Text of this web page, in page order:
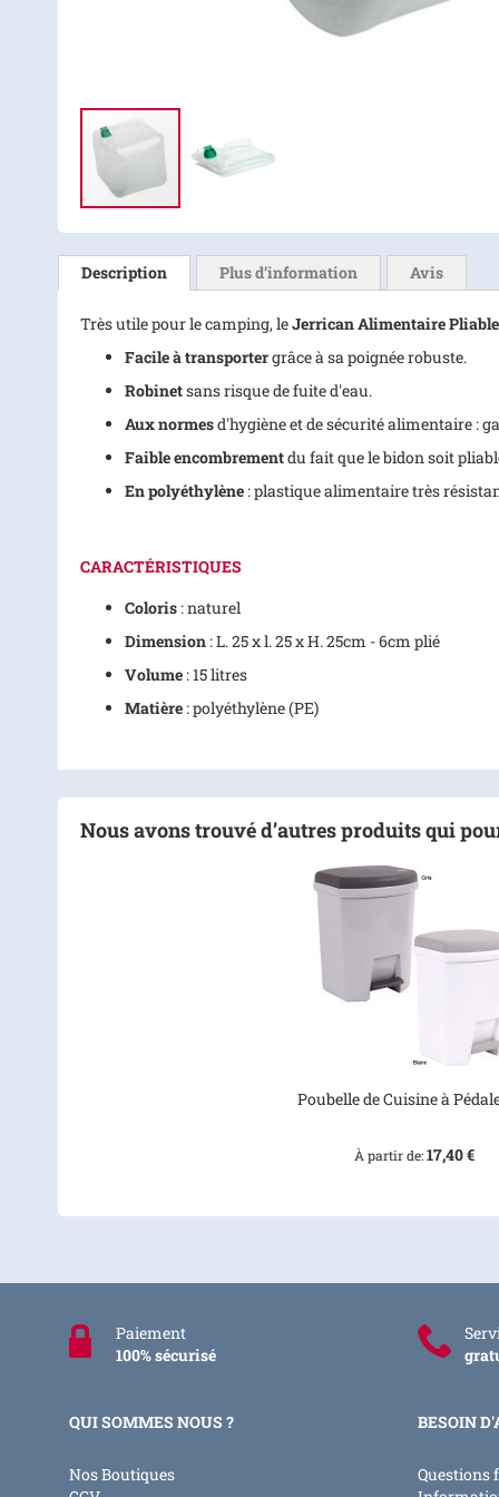
the
beginning
the
images
Description
Très utile pour le camping, leJerrican Alimentaire
Facile à transportergrâce à sa poignée robuste.
Robinetsans risque de fuite d'eau.
Aux normesd'hygiène et de sécurité alimentaire :
Faible encombrementdu fait que le bidon soit
En polyéthylène : plastique alimentaire très
CARACTÉRISTIQUES
Coloris : naturel
Dimension : L. 25 x l. 25 x H. 25cm - 6cm plié
Volume : 15 litres
Matière : polyéthylène (PE)
Plus d’information Avis
Nous avons trouvé d’autres produits qui
Poubelle de Cuisine à
À partir de 17,40 €
Paiement
100% sécurisé
QUI SOMMES NOUS ?
Nos Boutiques
BESOIN
Questions